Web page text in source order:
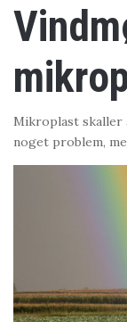
Mikroplast skaller
noget problem,